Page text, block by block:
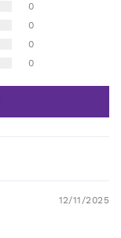
0
0
0
0
12/11/2025